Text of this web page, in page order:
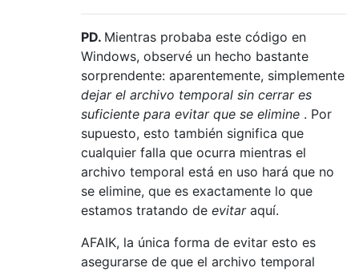
PD. Mientras probaba este código en
Windows, observé un hecho bastante
sorprendente: aparentemente, simplemente
dejar el archivo temporal sin cerrar es
suficiente para evitar que se elimine . Por
supuesto, esto también significa que
cualquier falla que ocurra mientras el
archivo temporal está en uso hará que no
se elimine, que es exactamente lo que
estamos tratando de evitaraquí.
AFAIK, la única forma de evitar esto es
asegurarse de que el archivo temporal